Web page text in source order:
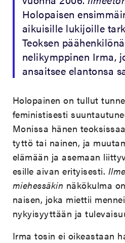
Holopaisen
aikuisille lukijoille
Teoksen
nelikymppinen Irma,
ansaitsee elantonsa
Holopainen on tullut
feministisesti
Monissa hänen
tyttö tai nainen, ja
elämään ja asemaan
esille aivan erityisesti.
miehessäkin näkökulma
naisen, joka miettii
nykyisyyttään ja
Irma tosin ei oikeastaan